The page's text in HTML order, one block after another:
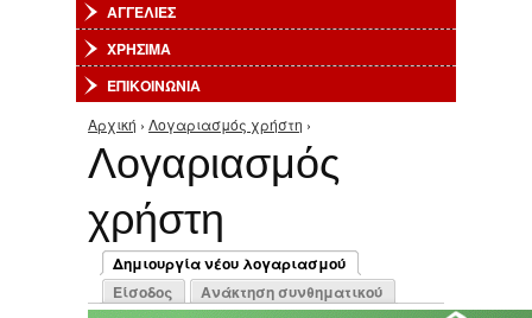
ΑΓΓΕΛΙΕΣ
ΧΡΗΣΙΜΑ
ΕΠΙΚΟΙΝΩΝΙΑ
Είστε εδώ
Αρχική › Λογαριασμός χρήστη ›
Λογαριασμός
χρήστη
Πρωτεύουσες καρτέλες
Δημιουργία νέου λογαριασμού
(ενεργή καρτέλα)
Είσοδος Ανάκτηση συνθηματικού